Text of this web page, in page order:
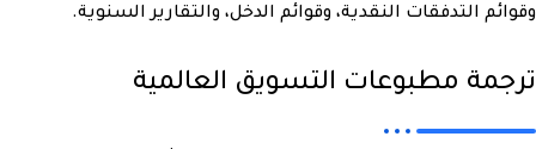
وقوائم التدفقات النقدية، وقوائم الدخل، والتقارير السنوية.
ترجمة مطبوعات التسويق العالمية